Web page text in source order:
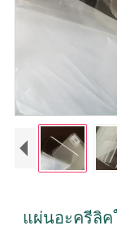
แผ่นอะครีลิค